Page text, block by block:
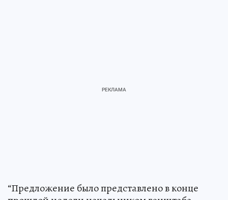
“Предложение было представлено в конце